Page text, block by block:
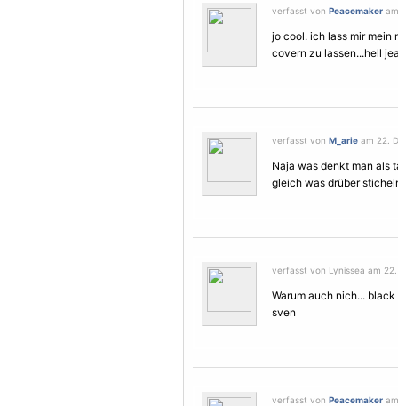
verfasst von Peacemaker
jo cool. ich lass mir mein
covern zu lassen...hell
verfasst von M_arie am 22.
Naja was denkt man als
gleich was drüber
verfasst von Lynissea am
Warum auch nich...
sven
verfasst von Peacemaker